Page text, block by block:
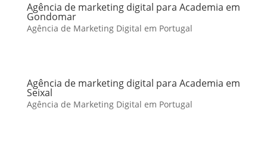
Agência de marketing digital para Academia em
Gondomar
Agência de Marketing Digital em Portugal
Agência de marketing digital para Academia em
Seixal
Agência de Marketing Digital em Portugal